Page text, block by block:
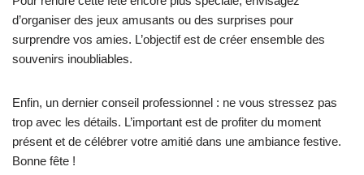
d’organiser des jeux amusants ou des surprises pour
surprendre vos amies. L’objectif est de créer ensemble des
souvenirs inoubliables.
Enfin, un dernier conseil professionnel : ne vous stressez pas
trop avec les détails. L’important est de profiter du moment
présent et de célébrer votre amitié dans une ambiance festive.
Bonne fête !